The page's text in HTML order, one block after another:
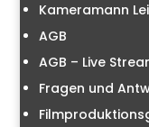
Kameramann
AGB
AGB – Live
Fragen und